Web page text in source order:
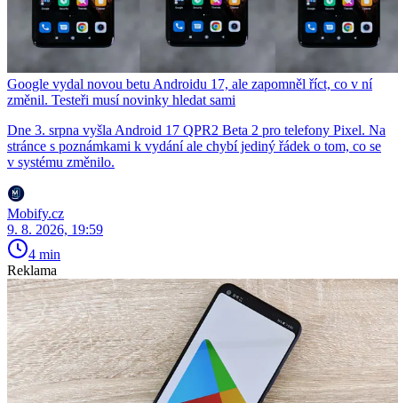
Google vydal novou betu Androidu 17, ale zapomněl říct, co v ní
změnil. Testeři musí novinky hledat sami
Dne 3. srpna vyšla Android 17 QPR2 Beta 2 pro telefony Pixel. Na
stránce s poznámkami k vydání ale chybí jediný řádek o tom, co se
v systému změnilo.
Mobify.cz
9. 8. 2026, 19:59
4 min
Reklama